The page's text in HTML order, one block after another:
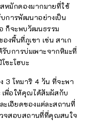
สหมักดองมากมายที่ใช้
การพัฒนาอย่างเป็น
ก็จะพบวัฒนธรรม
งพื้นที่ภูเขา เช่น สาเก
บการบ่มเพาะจากหิมะที่
ซะโฮบะ
3 โทมาริ 4 วัน ที่จะพา
พื่อให้คุณได้สัมผัสกับ
เอียดของแต่ละสถานที่
วจสอบสถานที่ที่คุณสนใจ